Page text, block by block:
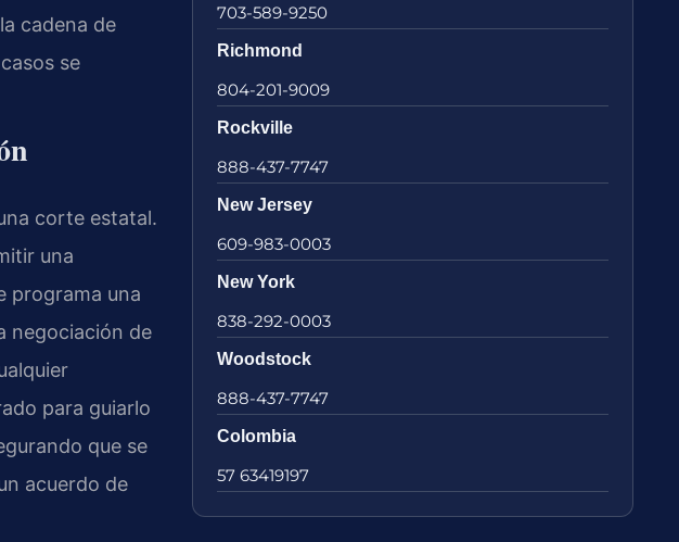
cadena de
se
corte estatal.
una
programa una
negociación de
para guiarlo
que se
acuerdo de
703-589-9250
Richmond
804-201-9009
Rockville
888-437-7747
New Jersey
609-983-0003
New York
838-292-0003
Woodstock
888-437-7747
Colombia
57 63419197